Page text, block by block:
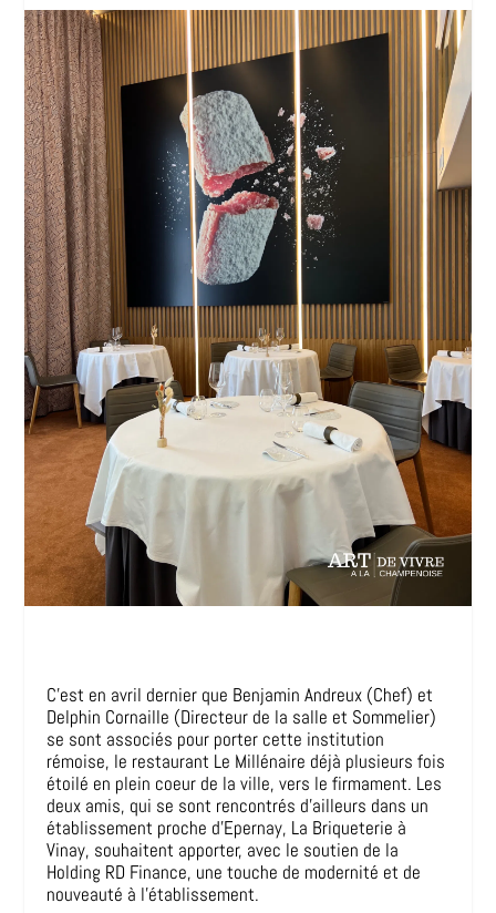
C’est en avril dernier que Benjamin Andreux (Chef) et
Delphin Cornaille (Directeur de la salle et Sommelier)
se sont associés pour porter cette institution
rémoise, le restaurant Le Millénaire déjà plusieurs fois
étoilé en plein coeur de la ville, vers le firmament. Les
deux amis, qui se sont rencontrés d’ailleurs dans un
établissement proche d’Epernay, La Briqueterie à
Vinay, souhaitent apporter, avec le soutien de la
Holding RD Finance, une touche de modernité et de
nouveauté à l’établissement.